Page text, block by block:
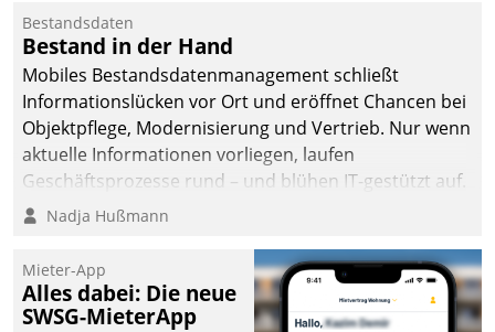
Einsparungen durch optimierte und automatisierte
Prozesse. Doch man darf nicht zu viel erwarten: Allein
mit der Einführung einer neuen Software ist es nicht
getan. Die Digitalisierung erfordert von Unternehmen
die Bereitschaft, sich zu überprüfen, zu hinterfragen
und zu verändern.
Bestandsdaten
Bestand in der Hand
Mobiles Bestandsdatenmanagement schließt
Informationslücken vor Ort und eröffnet Chancen bei
Objektpflege, Modernisierung und Vertrieb. Nur wenn
aktuelle Informationen vorliegen, laufen
Geschäftsprozesse rund – und blühen IT-gestützt auf.
Nadja Hußmann
Mieter-App
Alles dabei: Die neue
SWSG-MieterApp